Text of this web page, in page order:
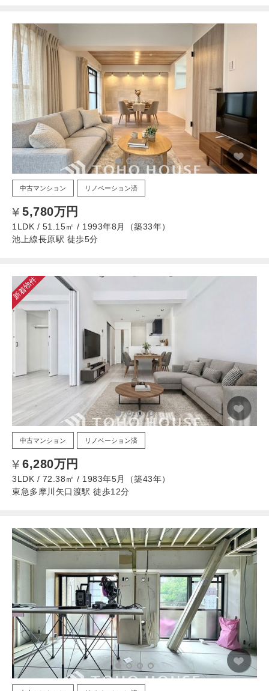
中古マンション リノベーション済
5,780万円
1LDK / 51.15㎡ / 1993年8月（築33年）
池上線長原駅 徒歩5分
新着物件
中古マンション リノベーション済
6,280万円
3LDK / 72.38㎡ / 1983年5月（築43年）
東急多摩川矢口渡駅 徒歩12分